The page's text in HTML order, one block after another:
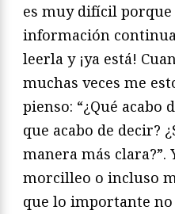
es muy difícil porque
información
leerla y ¡ya está!
muchas veces me
pienso: “¿Qué acabo
que acabo de decir?
manera más
morcilleo o incluso
que lo importante